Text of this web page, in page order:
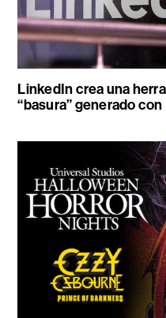
LinkedIn crea una
“basura” generado